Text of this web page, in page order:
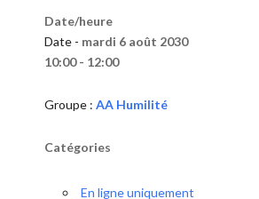
Date/heure
Date - mardi 6 août 2030
10:00 - 12:00
Groupe : AA Humilité
Catégories
En ligne uniquement